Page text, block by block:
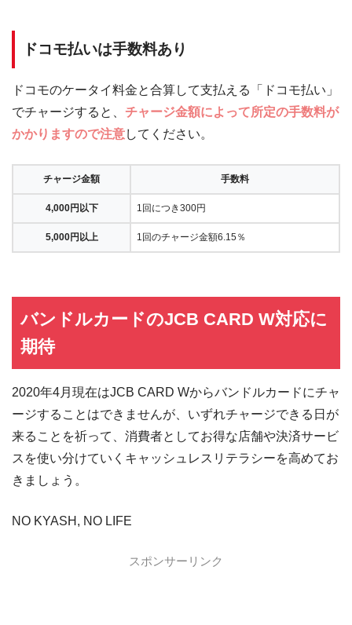
ドコモ払いは手数料あり
ドコモのケータイ料金と合算して支払える「ドコモ払い」
でチャージすると、 チャージ金額によって所定の手数料が
かかりますので注意してください。
チャージ金額 手数料
4,000円以下 1回につき300円
5,000円以上 1回のチャージ金額6.15％
バンドルカードのJCB CARD W対応に
期待
2020年4月現在はJCB CARD Wからバンドルカードにチャ
ージすることはできませんが、いずれチャージできる日が
来ることを祈って、消費者としてお得な店舗や決済サービ
スを使い分けていくキャッシュレスリテラシーを高めてお
きましょう。
NO KYASH, NO LIFE
スポンサーリンク